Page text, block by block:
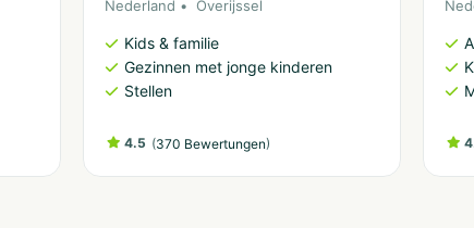
Nederland Overijssel
Kids & familie
Gezinnen met jonge kinderen
Stellen
4.5 (370 Bewertungen)